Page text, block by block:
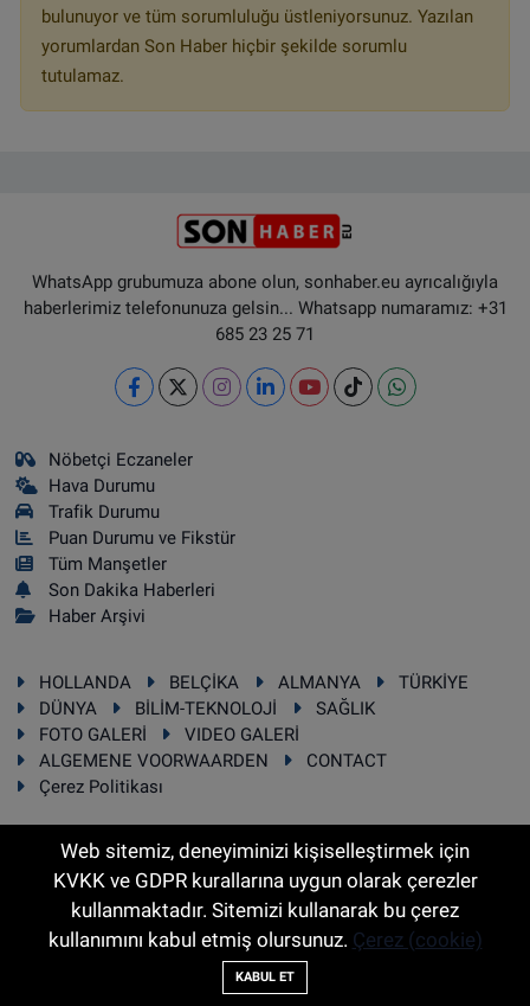
bulunuyor ve tüm sorumluluğu üstleniyorsunuz. Yazılan
yorumlardan Son Haber hiçbir şekilde sorumlu
tutulamaz.
WhatsApp grubumuza abone olun, sonhaber.eu ayrıcalığıyla
haberlerimiz telefonunuza gelsin... Whatsapp numaramız: +31
685 23 25 71
Nöbetçi Eczaneler
Hava Durumu
Trafik Durumu
Puan Durumu ve Fikstür
Tüm Manşetler
Son Dakika Haberleri
Haber Arşivi
HOLLANDA BELÇİKA ALMANYA
TÜRKİYE
DÜNYA
BİLİM-TEKNOLOJİ
SAĞLIK
FOTO GALERİ
VIDEO GALERİ
ALGEMENE VOORWAARDEN
CONTACT
Çerez Politikası
RSS Copyright © 2025 Sonhaber.eu Her hakkı saklıdır.
Haber Yazılımı:TE Bilişim
Web sitemiz, deneyiminizi kişiselleştirmek için
KVKK ve GDPR kurallarına uygun olarak çerezler
kullanmaktadır. Sitemizi kullanarak bu çerez
kullanımını kabul etmiş olursunuz. Çerez (cookie)
KABUL ET